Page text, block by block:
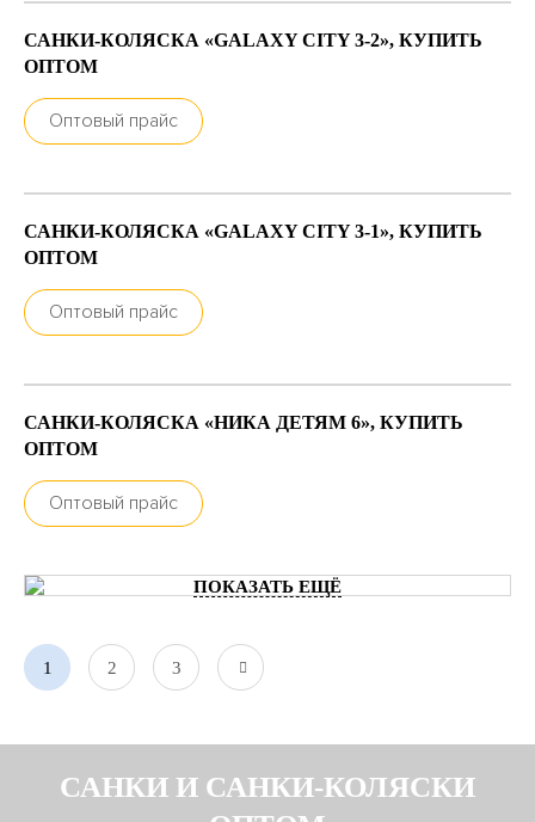
САНКИ-КОЛЯСКА «GALAXY CITY 3-2», КУПИТЬ
ОПТОМ
Оптовый прайс
САНКИ-КОЛЯСКА «GALAXY CITY 3-1», КУПИТЬ
ОПТОМ
Оптовый прайс
САНКИ-КОЛЯСКА «НИКА ДЕТЯМ 6», КУПИТЬ
ОПТОМ
Оптовый прайс
ПОКАЗАТЬ ЕЩЁ
1 2 3
САНКИ И САНКИ-КОЛЯСКИ